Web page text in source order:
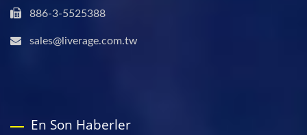
886-3-5525388
sales@liverage.com.tw
En Son Haberler